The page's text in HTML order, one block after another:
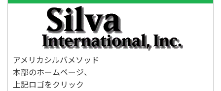
アメリカシルバメソッド
本部のホームページ、
上記ロゴをクリック